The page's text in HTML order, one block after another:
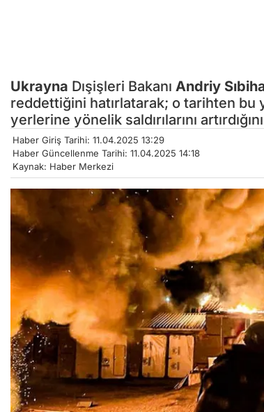
Ukrayna Dışişleri Bakanı Andriy
reddettiğini hatırlatarak; o tarihten bu
yerlerine yönelik saldırılarını
Haber Giriş Tarihi: 11.04.2025 13:29
Haber Güncellenme Tarihi: 11.04.2025 14:18
Kaynak: Haber Merkezi